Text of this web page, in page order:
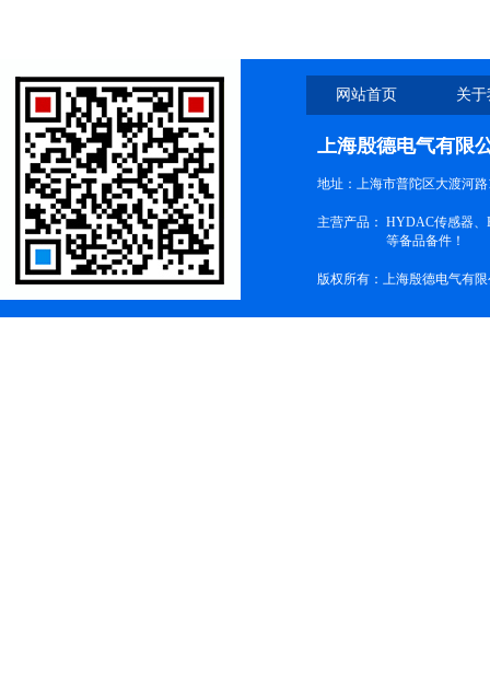
网站首页 关
上海殷德电气有限
地址：上海市普陀区大渡河路
主营产品： HYDAC传感器、
等备品备件！
版权所有：上海殷德电气有